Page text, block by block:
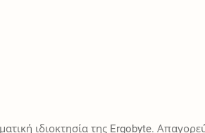
ιδιοκτησία της Ergobyte.